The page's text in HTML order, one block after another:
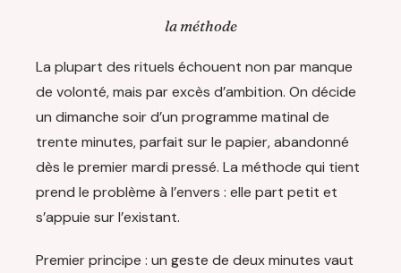
la méthode
La plupart des rituels échouent non par manque
de volonté, mais par excès d’ambition. On décide
un dimanche soir d’un programme matinal de
trente minutes, parfait sur le papier, abandonné
dès le premier mardi pressé. La méthode qui tient
prend le problème à l’envers : elle part petit et
s’appuie sur l’existant.
Premier principe : un geste de deux minutes vaut